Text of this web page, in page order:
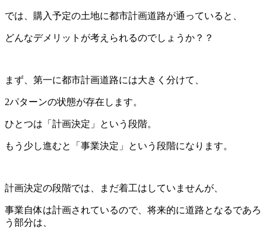
では、購入予定の土地に都市計画道路が通っていると、
どんなデメリットが考えられるのでしょうか？？
まず、第一に都市計画道路には大きく分けて、
2パターンの状態が存在します。
ひとつは「計画決定」という段階。
もう少し進むと「事業決定」という段階になります。
計画決定の段階では、まだ着工はしていませんが、
事業自体は計画されているので、将来的に道路となるであろ
う部分は、